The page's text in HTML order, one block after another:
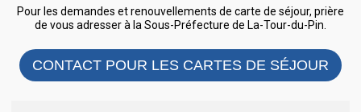
Pour les demandes et renouvellements de carte de séjour, prière
de vous adresser à la Sous-Préfecture de La-Tour-du-Pin.
CONTACT POUR LES CARTES DE SÉJOUR